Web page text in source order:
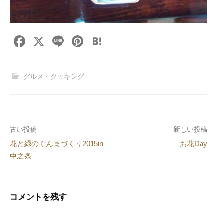
F
c
o
k
X
Li
e
Pi
グルメ・クッキング
投
稿
ゲ
古い投稿
花と緑のぐんまづくり2015in
中之条
新しい投稿
お花Day
コメントを残す